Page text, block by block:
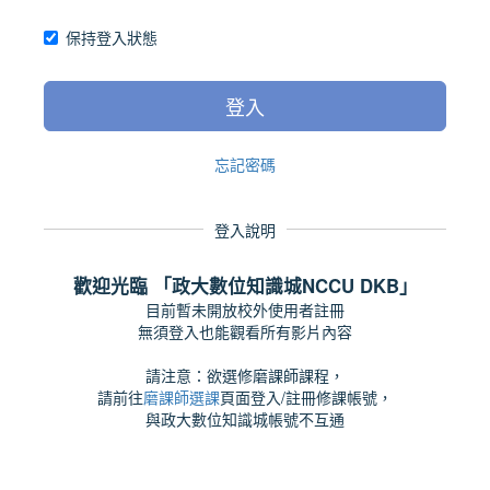
保持登入狀態
登入
忘記密碼
登入說明
歡迎光臨 「政大數位知識城NCCU DKB」
目前暫未開放校外使用者註冊
無須登入也能觀看所有影片內容
請注意：欲選修磨課師課程，
請前往磨課師選課頁面登入/註冊修課帳號，
與政大數位知識城帳號不互通